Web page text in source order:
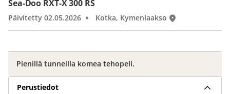
Sea-Doo RXT-X 300 RS
Päivitetty 02.05.2026 Kotka, Kymenlaakso
Pienillä tunneilla komea tehopeli.
Perustiedot